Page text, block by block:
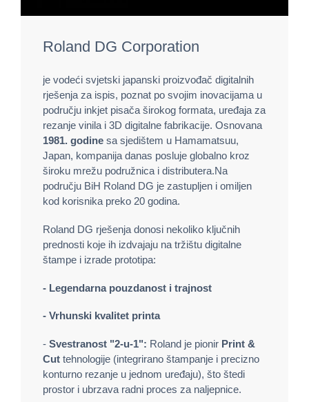
Roland DG Corporation
je vodeći svjetski japanski proizvođač digitalnih
rješenja za ispis, poznat po svojim inovacijama u
području inkjet pisača širokog formata, uređaja za
rezanje vinila i 3D digitalne fabrikacije. Osnovana
1981. godine sa sjedištem u Hamamatsuu,
Japan, kompanija danas posluje globalno kroz
široku mrežu podružnica i distributera.Na
području BiH Roland DG je zastupljen i omiljen
kod korisnika preko 20 godina.
Roland DG rješenja donosi nekoliko ključnih
prednosti koje ih izdvajaju na tržištu digitalne
štampe i izrade prototipa:
- Legendarna pouzdanost i trajnost
- Vrhunski kvalitet printa
- Svestranost "2-u-1": Roland je pionir Print &
Cut tehnologije (integrirano štampanje i precizno
konturno rezanje u jednom uređaju), što štedi
prostor i ubrzava radni proces za naljepnice.